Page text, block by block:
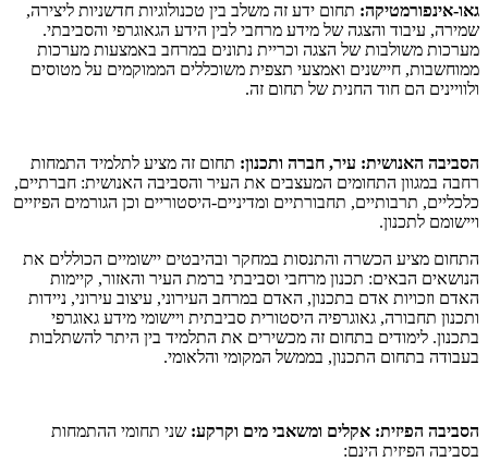
גאו-אינפורמטיקה: תחום ידע זה משלב בין טכנולוגיות חדשניות ליצירה,
שמירה, עיבוד והצגה של מידע מרחבי לבין הידע הגאוגרפי והסביבתי.
מערכות משולבות של הצגה וכריית נתונים במרחב באמצעות מערכות
ממוחשבות, חיישנים ואמצעי תצפית משוכללים הממוקמים על מטוסים
ולוויינים הם חוד החנית של תחום זה.
הסביבה האנושית: עיר, חברה ותכנון: תחום זה מציע לתלמיד התמחות
רחבה במגוון התחומים המעצבים את העיר והסביבה האנושית: חברתיים,
כלכליים, תרבותיים, תחבורתיים ומדיניים-היסטוריים וכן הגורמים הפיזיים
ויישומם לתכנון.
התחום מציע הכשרה והתנסות במחקר ובהיבטים יישומיים הכוללים את
הנושאים הבאים: תכנון מרחבי וסביבתי ברמת העיר והאזור, קיימות
האדם וזכויות אדם בתכנון, האדם במרחב העירוני, עיצוב עירוני, ניידות
ותכנון תחבורה, גאוגרפיה היסטורית סביבתית ויישומי מידע גאוגרפי
בתכנון. לימודים בתחום זה מכשירים את התלמיד בין היתר להשתלבות
בעבודה בתחום התכנון, בממשל המקומי והלאומי.
הסביבה הפיזית: אקלים ומשאבי מים וקרקע: שני תחומי ההתמחות
בסביבה הפיזית הינם: